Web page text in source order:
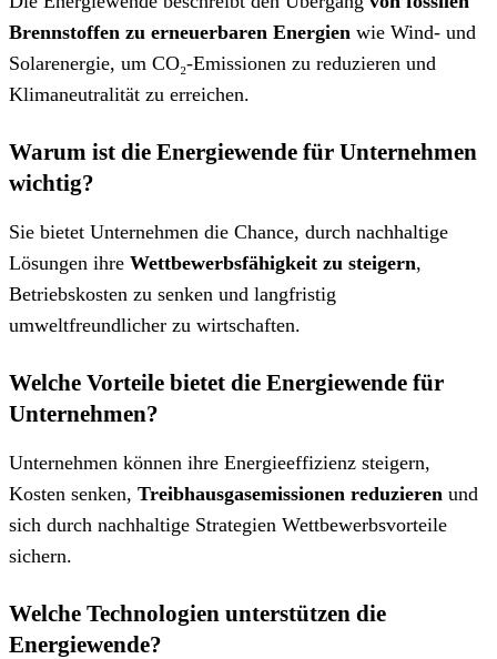
Brennstoffen zu erneuerbaren Energien wie Wind- und
Solarenergie, um CO₂-Emissionen zu reduzieren und
Klimaneutralität zu erreichen.
Warum ist die Energiewende für Unternehmen
wichtig?
Sie bietet Unternehmen die Chance, durch nachhaltige
Lösungen ihre Wettbewerbsfähigkeit zu steigern,
Betriebskosten zu senken und langfristig
umweltfreundlicher zu wirtschaften.
Welche Vorteile bietet die Energiewende für
Unternehmen?
Unternehmen können ihre Energieeffizienz steigern,
Kosten senken, Treibhausgasemissionen reduzieren und
sich durch nachhaltige Strategien Wettbewerbsvorteile
sichern.
Welche Technologien unterstützen die
Energiewende?